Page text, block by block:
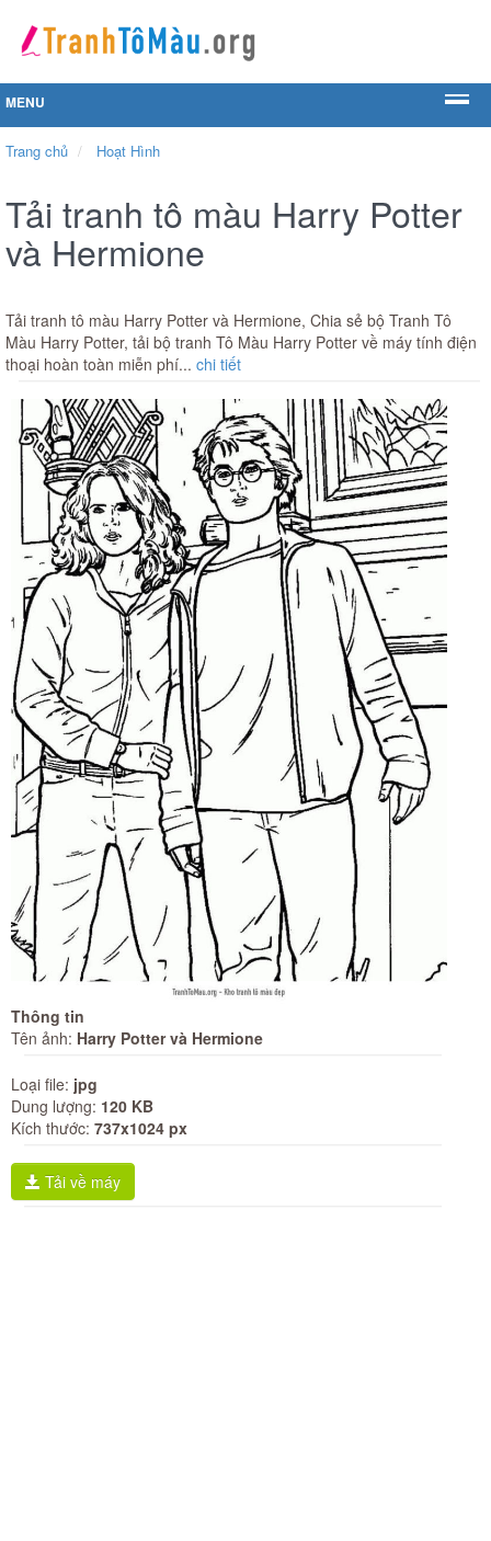
MENU
Trang chủ Hoạt Hình
Tải tranh tô màu Harry Potter
và Hermione
Tải tranh tô màu Harry Potter và Hermione, Chia sẻ bộ Tranh Tô
Màu Harry Potter, tải bộ tranh Tô Màu Harry Potter về máy tính điện
thoại hoàn toàn miễn phí... chi tiết
Thông tin
Tên ảnh: Harry Potter và Hermione
Loại file: jpg
Dung lượng: 120 KB
Kích thước: 737x1024 px
Tải về máy